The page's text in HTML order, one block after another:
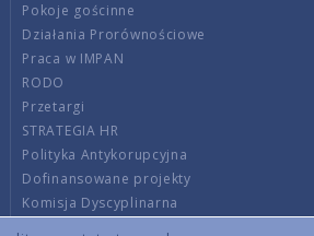
Pokoje gościnne
Działania Prorównościowe
Praca w IMPAN
RODO
Przetargi
STRATEGIA HR
Polityka Antykorupcyjna
Dofinansowane projekty
Komisja Dyscyplinarna